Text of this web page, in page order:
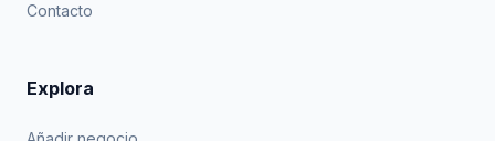
Contacto
Explora